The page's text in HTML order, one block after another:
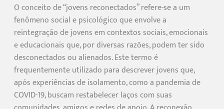
O conceito de “jovens reconectados” refere-se a um
fenômeno social e psicológico que envolve a
reintegração de jovens em contextos sociais, emocionais
e educacionais que, por diversas razões, podem ter sido
desconectados ou alienados. Este termo é
frequentemente utilizado para descrever jovens que,
após experiências de isolamento, como a pandemia de
COVID-19, buscam restabelecer laços com suas